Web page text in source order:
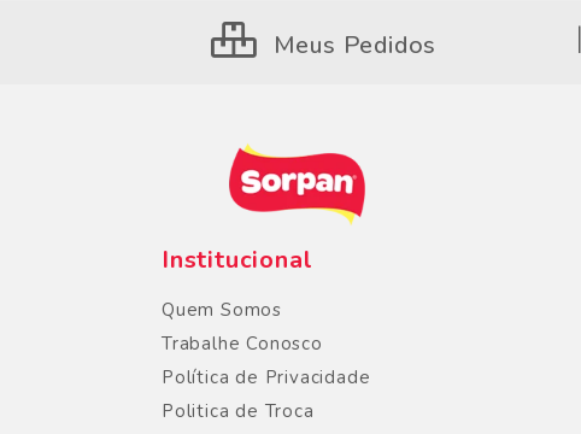
Meus Pedidos
Institucional
Quem Somos
Trabalhe Conosco
Política de Privacidade
Politica de Troca